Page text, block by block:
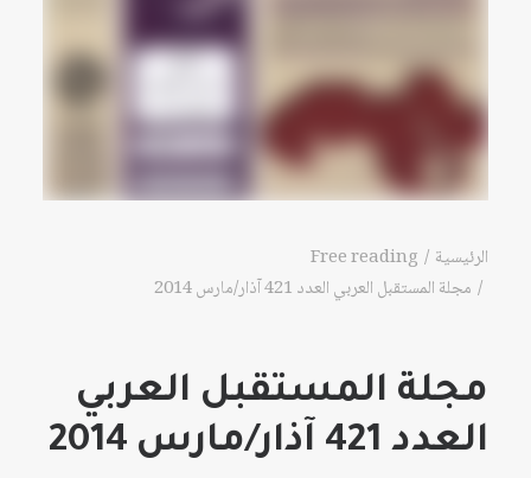
الرئيسية
Free reading
مجلة المستقبل العربي العدد 421 آذار/مارس 2014
مجلة المستقبل العربي
العدد 421 آذار/مارس 2014